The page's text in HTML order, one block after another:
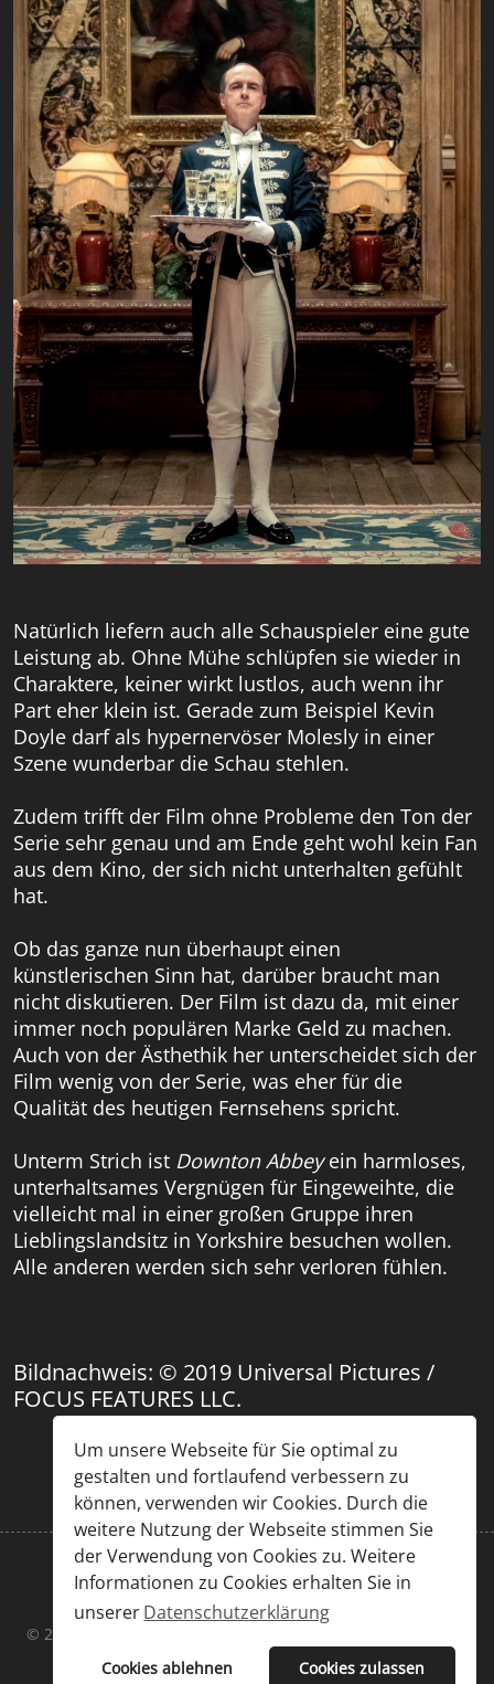
Um unsere Webseite für Sie optimal zu
gestalten und fortlaufend verbessern zu
können, verwenden wir Cookies. Durch die
weitere Nutzung der Webseite stimmen Sie
der Verwendung von Cookies zu. Weitere
Informationen zu Cookies erhalten Sie in
unsererDatenschutzerklärung
Cookies ablehnen Cookies zulassen
Natürlich liefern auch alle Schauspieler eine gute
Leistung ab. Ohne Mühe schlüpfen sie wieder in
Charaktere, keiner wirkt lustlos, auch wenn ihr
Part eher klein ist. Gerade zum Beispiel Kevin
Doyle darf als hypernervöser Molesly in einer
Szene wunderbar die Schau stehlen.
Zudem trifft der Film ohne Probleme den Ton der
Serie sehr genau und am Ende geht wohl kein Fan
aus dem Kino, der sich nicht unterhalten gefühlt
hat.
Ob das ganze nun überhaupt einen
künstlerischen Sinn hat, darüber braucht man
nicht diskutieren. Der Film ist dazu da, mit einer
immer noch populären Marke Geld zu machen.
Auch von der Ästhethik her unterscheidet sich der
Film wenig von der Serie, was eher für die
Qualität des heutigen Fernsehens spricht.
Unterm Strich ist Downton Abbeyein harmloses,
unterhaltsames Vergnügen für Eingeweihte, die
vielleicht mal in einer großen Gruppe ihren
Lieblingslandsitz in Yorkshire besuchen wollen.
Alle anderen werden sich sehr verloren fühlen.
Bildnachweis: © 2019 Universal Pictures /
FOCUS FEATURES LLC.
Impressum Datenschutz
© 2026 Chris Großöhmigen & Sascha Kummer. Designed By
JoomShaper